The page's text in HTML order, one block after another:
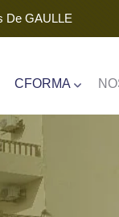
De GAULLE
CFORMA